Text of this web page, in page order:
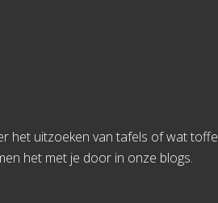
het uitzoeken van tafels of wat toffe
het met je door in onze blogs.